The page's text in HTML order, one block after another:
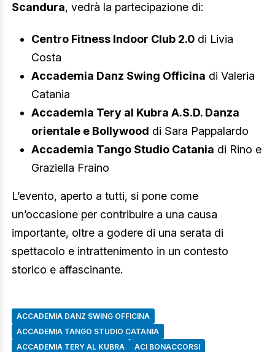
Scandura, vedrà la partecipazione di:
Centro Fitness Indoor Club 2.0 di Livia
Costa
Accademia Danz Swing Officina di Valeria
Catania
Accademia Tery al Kubra A.S.D. Danza
orientale e Bollywood di Sara Pappalardo
Accademia Tango Studio Catania di Rino e
Graziella Fraino
L’evento, aperto a tutti, si pone come
un’occasione per contribuire a una causa
importante, oltre a godere di una serata di
spettacolo e intrattenimento in un contesto
storico e affascinante.
ACCADEMIA DANZ SWING OFFICINA
ACCADEMIA TANGO STUDIO CATANIA
ACCADEMIA TERY AL KUBRA
ACI BONACCORSI